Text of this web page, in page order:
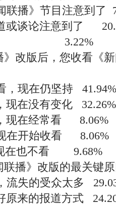
播》节目注意到了
谈论注意到了
到 3.22%
改版后，您收看《新
现在仍坚持 41.94%
在没有变化 32.26%
在经常看 8.06%
开始收看 8.06%
在也不看 9.68%
播》改版的最关键原
失的受众太多
来的报道方式